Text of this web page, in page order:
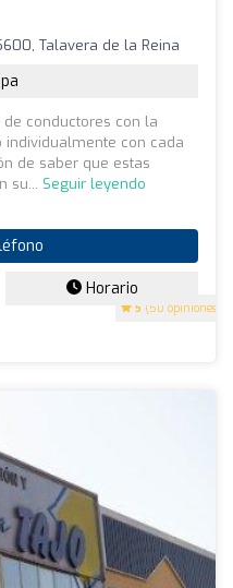
5 (50 opiniones)
Talavera de la Reina
conductores con la
individualmente con cada
de saber que estas
su... Seguir leyendo
Horario